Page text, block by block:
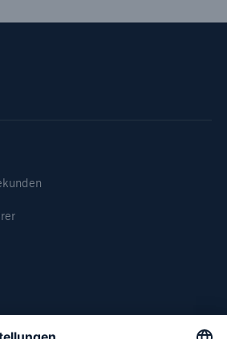
2025
der Anteil der nicht